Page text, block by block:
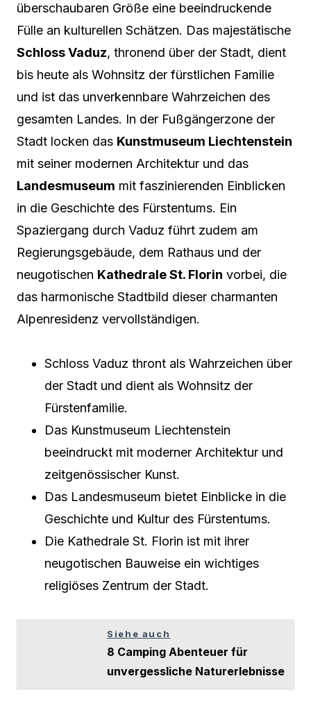
überschaubaren Größe eine beeindruckende
Fülle an kulturellen Schätzen. Das majestätische
Schloss Vaduz, thronend über der Stadt, dient
bis heute als Wohnsitz der fürstlichen Familie
und ist das unverkennbare Wahrzeichen des
gesamten Landes. In der Fußgängerzone der
Stadt locken das Kunstmuseum Liechtenstein
mit seiner modernen Architektur und das
Landesmuseum mit faszinierenden Einblicken
in die Geschichte des Fürstentums. Ein
Spaziergang durch Vaduz führt zudem am
Regierungsgebäude, dem Rathaus und der
neugotischen Kathedrale St. Florin vorbei, die
das harmonische Stadtbild dieser charmanten
Alpenresidenz vervollständigen.
Schloss Vaduz thront als Wahrzeichen über
der Stadt und dient als Wohnsitz der
Fürstenfamilie.
Das Kunstmuseum Liechtenstein
beeindruckt mit moderner Architektur und
zeitgenössischer Kunst.
Das Landesmuseum bietet Einblicke in die
Geschichte und Kultur des Fürstentums.
Die Kathedrale St. Florin ist mit ihrer
neugotischen Bauweise ein wichtiges
religiöses Zentrum der Stadt.
Siehe auch
8 Camping Abenteuer für
unvergessliche Naturerlebnisse